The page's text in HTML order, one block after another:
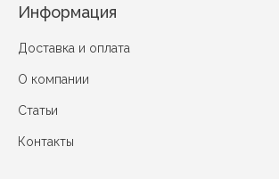
Информация
Доставка и оплата
О компании
Статьи
Контакты